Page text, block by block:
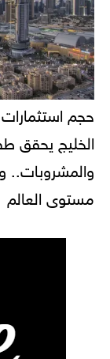
الخليج يحقق
والمشروبات..
مستوى العالم